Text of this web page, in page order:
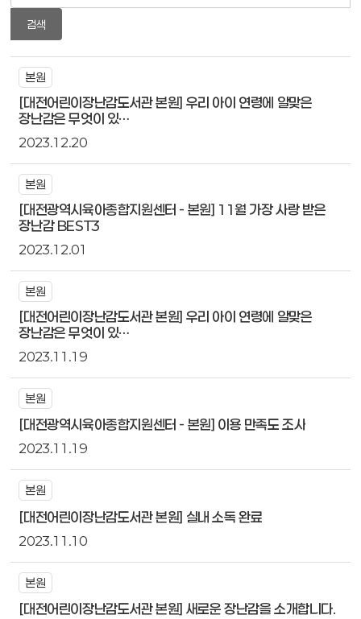
검색
본원
[대전어린이장난감도서관 본원] 우리 아이 연령에 알맞은
장난감은 무엇이 있…
2023.12.20
본원
[대전광역시육아종합지원센터 - 본원] 11월 가장 사랑 받은
장난감 BEST3
2023.12.01
본원
[대전어린이장난감도서관 본원] 우리 아이 연령에 알맞은
장난감은 무엇이 있…
2023.11.19
본원
[대전광역시육아종합지원센터 - 본원] 이용 만족도 조사
2023.11.19
본원
[대전어린이장난감도서관 본원] 실내 소독 완료
2023.11.10
본원
[대전어린이장난감도서관 본원] 새로운 장난감을 소개합니다.